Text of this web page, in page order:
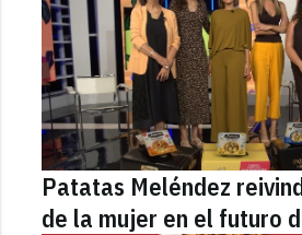
Patatas Meléndez
de la mujer en el futuro